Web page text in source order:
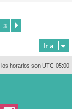
3
Ir a
los horarios son UTC-05:00